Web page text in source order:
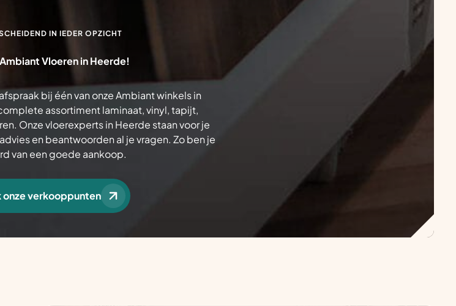
IN IEDER OPZICHT
Vloeren in Heerde!
bij één van onze Ambiant winkels in
assortiment laminaat, vinyl, tapijt,
Onze vloerexperts in Heerde staan voor je
en beantwoorden al je vragen. Zo ben je
van een goede aankoop.
onze verkooppunten